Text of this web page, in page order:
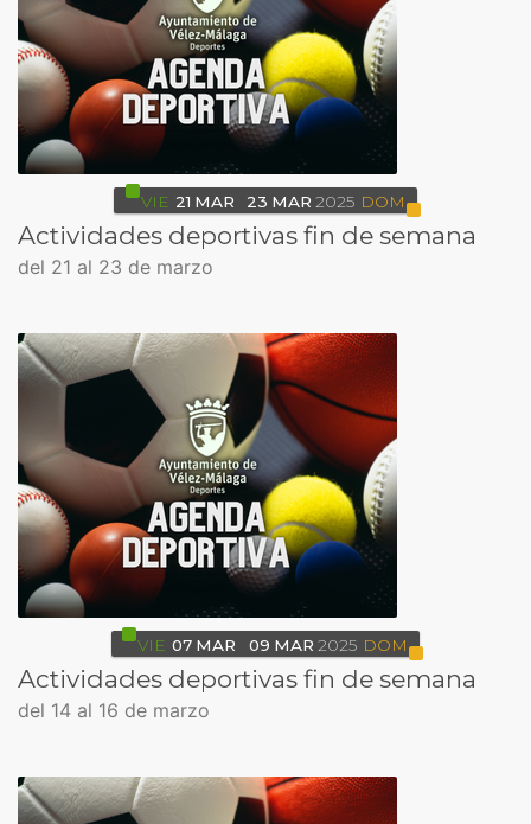
VIE 21 MAR 23 MAR 2025 DOM
Actividades deportivas fin de semana
del 21 al 23 de marzo
VIE 07 MAR 09 MAR 2025 DOM
Actividades deportivas fin de semana
del 14 al 16 de marzo